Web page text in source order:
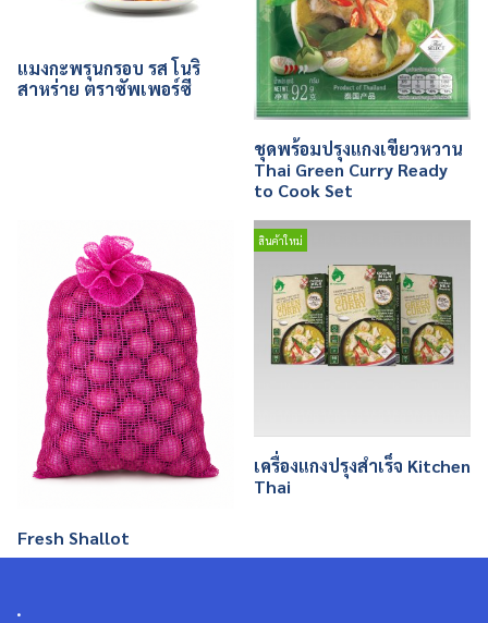
แมงกะพรุนกรอบ รส โนริ
สาหร่าย ตราซัพเพอร์ซี
ชุดพร้อมปรุงแกงเขียวหวาน
Thai Green Curry Ready
to Cook Set
Fresh Shallot
สินค้าใหม่
เครื่องแกงปรุงสำเร็จ Kitchen
Thai
.